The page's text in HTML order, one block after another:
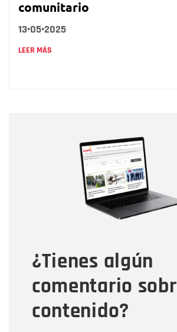
comunitario
13•05•2025
LEER MÁS
¿Tienes algún
comentario
contenido?
Correo electrónico
Tipo de comentario
Mensaje